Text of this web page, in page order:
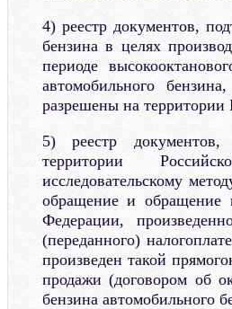
4) реестр документов,
бензина в целях
периоде
автомобильного
разрешены на
5) реестр
территории
исследовательскому
обращение и обращение
Федерации,
(переданного)
произведен такой
продажи (договором об
бензина автомобильного